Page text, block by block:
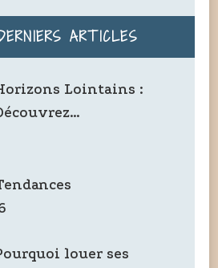
ARTICLES
Lointains :
louer ses